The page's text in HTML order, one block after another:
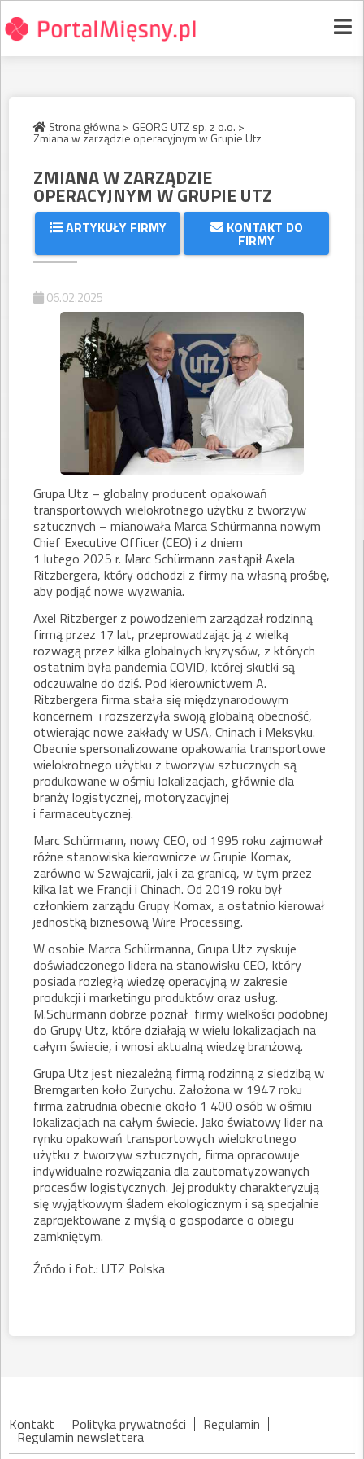
Strona główna > GEORG UTZ sp. z o.o. >
Zmiana w zarządzie operacyjnym w Grupie Utz
ZMIANA W ZARZĄDZIE
OPERACYJNYM W GRUPIE UTZ
ARTYKUŁY FIRMY KONTAKT DO
FIRMY
06.02.2025
Grupa Utz – globalny producent opakowań
transportowych wielokrotnego użytku z tworzyw
sztucznych – mianowała Marca Schürmanna nowym
Chief Executive Officer (CEO) i z dniem
1 lutego 2025 r. Marc Schürmann zastąpił Axela
Ritzbergera, który odchodzi z firmy na własną prośbę,
aby podjąć nowe wyzwania.
Axel Ritzberger z powodzeniem zarządzał rodzinną
firmą przez 17 lat, przeprowadzając ją z wielką
rozwagą przez kilka globalnych kryzysów, z których
ostatnim była pandemia COVID, której skutki są
odczuwalne do dziś. Pod kierownictwem A.
Ritzbergera firma stała się międzynarodowym
koncernem i rozszerzyła swoją globalną obecność,
otwierając nowe zakłady w USA, Chinach i Meksyku.
Obecnie spersonalizowane opakowania transportowe
wielokrotnego użytku z tworzyw sztucznych są
produkowane w ośmiu lokalizacjach, głównie dla
branży logistycznej, motoryzacyjnej
i farmaceutycznej.
Marc Schürmann, nowy CEO, od 1995 roku zajmował
różne stanowiska kierownicze w Grupie Komax,
zarówno w Szwajcarii, jak i za granicą, w tym przez
kilka lat we Francji i Chinach. Od 2019 roku był
członkiem zarządu Grupy Komax, a ostatnio kierował
jednostką biznesową Wire Processing.
W osobie Marca Schürmanna, Grupa Utz zyskuje
doświadczonego lidera na stanowisku CEO, który
posiada rozległą wiedzę operacyjną w zakresie
produkcji i marketingu produktów oraz usług.
M.Schürmann dobrze poznał firmy wielkości podobnej
do Grupy Utz, które działają w wielu lokalizacjach na
całym świecie, i wnosi aktualną wiedzę branżową.
Grupa Utz jest niezależną firmą rodzinną z siedzibą w
Bremgarten koło Zurychu. Założona w 1947 roku
firma zatrudnia obecnie około 1 400 osób w ośmiu
lokalizacjach na całym świecie. Jako światowy lider na
rynku opakowań transportowych wielokrotnego
użytku z tworzyw sztucznych, firma opracowuje
indywidualne rozwiązania dla zautomatyzowanych
procesów logistycznych. Jej produkty charakteryzują
się wyjątkowym śladem ekologicznym i są specjalnie
zaprojektowane z myślą o gospodarce o obiegu
zamkniętym.
Źródo i fot.: UTZ Polska
Kontakt Polityka prywatności Regulamin
Regulamin newslettera